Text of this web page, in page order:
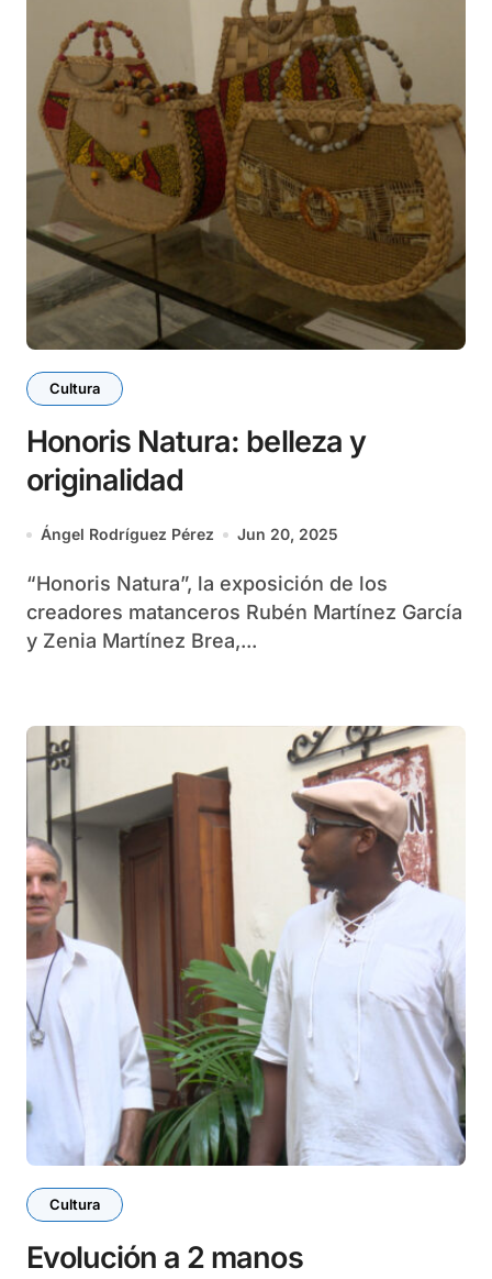
Cultura
Honoris Natura: belleza y
originalidad
Ángel Rodríguez Pérez Jun 20, 2025
“Honoris Natura”, la exposición de los
creadores matanceros Rubén Martínez García
y Zenia Martínez Brea,...
Cultura
Evolución a 2 manos